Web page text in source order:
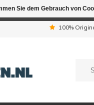
100%
Sie dem Gebrauch von
Aufgrund der